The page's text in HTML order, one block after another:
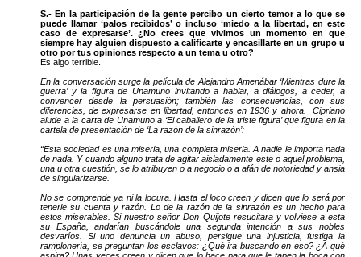
S.- En la participación de la gente percibo un cierto temor a lo que se
puede llamar ‘palos recibidos’ o incluso ‘miedo a la libertad, en este
caso de expresarse’. ¿No crees que vivimos un momento en que
siempre hay alguien dispuesto a calificarte y encasillarte en un grupo u
otro por tus opiniones respecto a un tema u otro?
Es algo terrible.
En la conversación surge la película de Alejandro Amenábar ‘Mientras dure la
guerra’ y la figura de Unamuno invitando a hablar, a diálogos, a ceder, a
convencer desde la persuasión; también las consecuencias, con sus
diferencias, de expresarse en libertad, entonces en 1936 y ahora. Cipriano
alude a la carta de Unamuno a ‘El caballero de la triste figura’ que figura en la
cartela de presentación de ‘La razón de la sinrazón’:
“Esta sociedad es una miseria, una completa miseria. A nadie le importa nada
de nada. Y cuando alguno trata de agitar aisladamente este o aquel problema,
una u otra cuestión, se lo atribuyen o a negocio o a afán de notoriedad y ansia
de singularizarse.
No se comprende ya ni la locura. Hasta el loco creen y dicen que lo será por
tenerle su cuenta y razón. Lo de la razón de la sinrazón es un hecho para
estos miserables. Si nuestro señor Don Quijote resucitara y volviese a esta
su España, andarían buscándole una segunda intención a sus nobles
desvaríos. Si uno denuncia un abuso, persigue una injusticia, fustiga la
ramplonería, se preguntan los esclavos: ¿Qué ira buscando en eso? ¿A qué
aspira? Unas veces creen y dicen que lo hace para que le tapen la boca con